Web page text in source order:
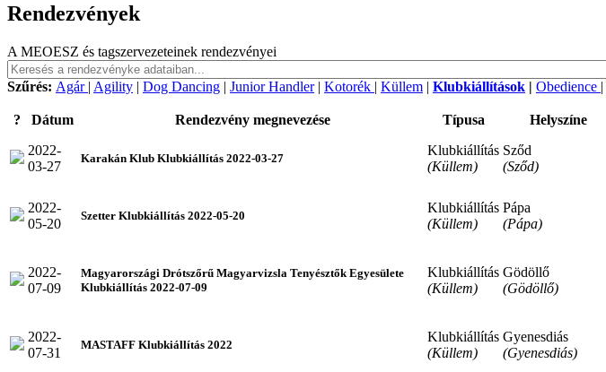
Rendezvények
A MEOESZ és tagszervezeteinek rendezvényei
Szűrés: Agár | Agility | Dog Dancing | Junior Handler| Kotorék | Küllem | Klubkiállítások | Obedience |
? Dátum Rendezvény megnevezése Típusa Helyszíne
2022-
03-27
Karakán Klub Klubkiállítás 2022-03-27
Klubkiállítás
(Küllem)
Sződ
(Sződ)
2022-
05-20
Szetter Klubkiállítás 2022-05-20
Klubkiállítás
(Küllem)
Pápa
(Pápa)
2022-
07-09
Magyarországi Drótszőrű Magyarvizsla Tenyésztők Egyesülete
Klubkiállítás 2022-07-09
Klubkiállítás
(Küllem)
Gödöllő
(Gödöllő)
2022-
07-31
MASTAFF Klubkiállítás 2022
Klubkiállítás
(Küllem)
Gyenesdiás
(Gyenesdiás)